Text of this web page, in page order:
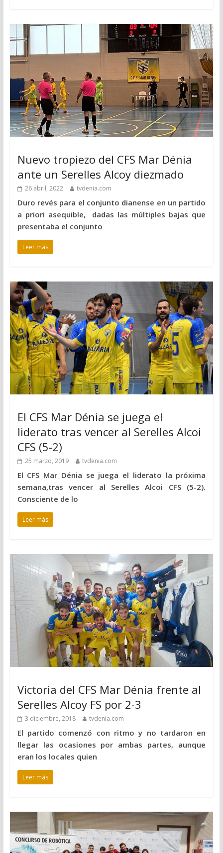
Nuevo tropiezo del CFS Mar Dénia
ante un Serelles Alcoy diezmado
26 abril, 2022 tvdenia.com
Duro revés para el conjunto dianense en un partido
a priori asequible, dadas las múltiples bajas que
presentaba el conjunto
Leer más
El CFS Mar Dénia se juega el
liderato tras vencer al Serelles Alcoi
CFS (5-2)
25 marzo, 2019 tvdenia.com
El CFS Mar Dénia se juega el liderato la próxima
semana,tras vencer al Serelles Alcoi CFS (5-2).
Consciente de lo
Leer más
Victoria del CFS Mar Dénia frente al
Serelles Alcoy FS por 2-3
3 diciembre, 2018 tvdenia.com
El partido comenzó con ritmo y no tardaron en
llegar las ocasiones por ambas partes, aunque
eran los locales quien
Leer más